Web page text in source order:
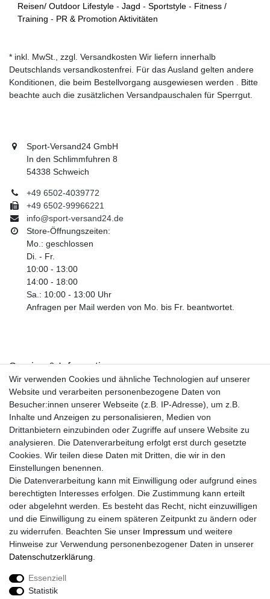
Reisen/ Outdoor Lifestyle - Jagd - Sportstyle - Fitness /
Training - PR & Promotion Aktivitäten
* inkl. MwSt., zzgl. Versandkosten Wir liefern innerhalb
Deutschlands versandkostenfrei. Für das Ausland gelten andere
Konditionen, die beim Bestellvorgang ausgewiesen werden . Bitte
beachte auch die zusätzlichen Versandpauschalen für Sperrgut.
Sport-Versand24 GmbH
In den Schlimmfuhren 8
54338 Schweich
+49 6502-4039772
+49 6502-99966221
info@sport-versand24.de
Store-Öffnungszeiten:
Mo.: geschlossen
Di. - Fr.
10:00 - 13:00
14:00 - 18:00
Sa.: 10:00 - 13:00 Uhr
Anfragen per Mail werden von Mo. bis Fr. beantwortet.
Service & Informationen
Kontakt
Retouren
Widerrufsrecht
Widerrufs­formular
Impressum
Daten­schutz­erklärung
AGB
Größentabelle
Kataloge
Barrierefreiheitserklärung
Sicherheitsinformationen
Zahlung und Versand
Wir verwenden Cookies und ähnliche Technologien auf unserer
Website und verarbeiten personenbezogene Daten von
Besucher:innen unserer Webseite (z.B. IP-Adresse), um z.B.
Inhalte und Anzeigen zu personalisieren, Medien von
Drittanbietern einzubinden oder Zugriffe auf unsere Website zu
analysieren. Die Datenverarbeitung erfolgt erst durch gesetzte
Cookies. Wir teilen diese Daten mit Dritten, die wir in den
Einstellungen benennen.
Die Datenverarbeitung kann mit Einwilligung oder aufgrund eines
berechtigten Interesses erfolgen. Die Zustimmung kann erteilt
oder abgelehnt werden. Es besteht das Recht, nicht einzuwilligen
und die Einwilligung zu einem späteren Zeitpunkt zu ändern oder
zu widerrufen. Beachten Sie unser Impressum und weitere
Hinweise zur Verwendung personenbezogener Daten in unserer
Daten­schutz­erklärung
Essenziell
Statistik